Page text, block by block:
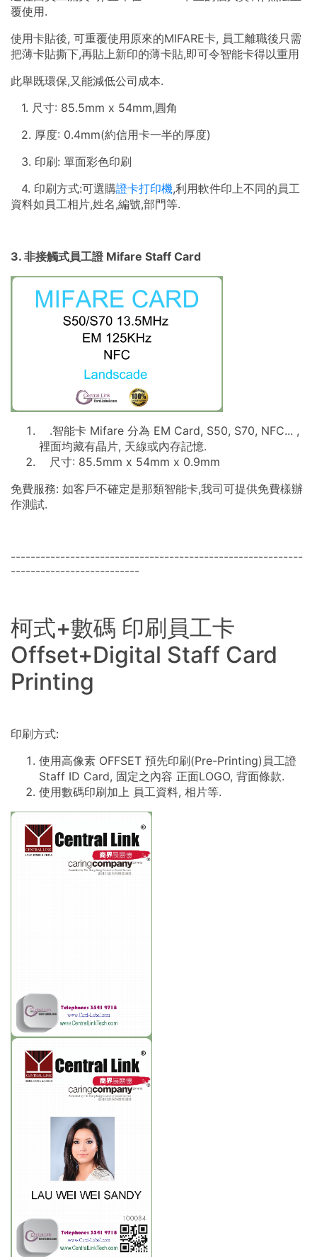
覆使用.
使用卡貼後, 可重覆使用原來的MIFARE卡, 員工離職後只需
把薄卡貼撕下,再貼上新印的薄卡貼,即可令智能卡得以重用
此舉既環保,又能減低公司成本.
1. 尺寸: 85.5mm x 54mm,圓角
2. 厚度: 0.4mm(約信用卡一半的厚度)
3. 印刷: 單面彩色印刷
4. 印刷方式:可選購證卡打印機,利用軟件印上不同的員工
資料如員工相片,姓名,編號,部門等.
3. 非接觸式員工證 Mifare Staff Card
.智能卡 Mifare 分為 EM Card, S50, S70, NFC... ,
裡面均藏有晶片, 天線或內存記憶.
尺寸: 85.5mm x 54mm x 0.9mm
免費服務: 如客戶不確定是那類智能卡,我司可提供免費樣辦
作測試.
-----------------------------------------------------------
--------------------------
柯式+數碼 印刷員工卡
Offset+Digital Staff Card
Printing
印刷方式:
使用高像素 OFFSET 預先印刷(Pre-Printing)員工證
Staff ID Card, 固定之內容 正面LOGO, 背面條款.
使用數碼印刷加上 員工資料, 相片等.